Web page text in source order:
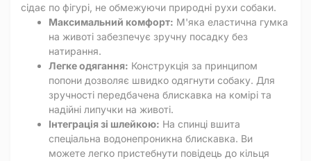
сідає по фігурі, не обмежуючи природні рухи собаки.
Максимальний комфорт: М'яка еластична гумка
на животі забезпечує зручну посадку без
натирання.
Легке одягання: Конструкція за принципом
попони дозволяє швидко одягнути собаку. Для
зручності передбачена блискавка на комірі та
надійні липучки на животі.
Інтеграція зі шлейкою: На спинці вшита
спеціальна водонепроникна блискавка. Ви
можете легко пристебнути повідець до кільця